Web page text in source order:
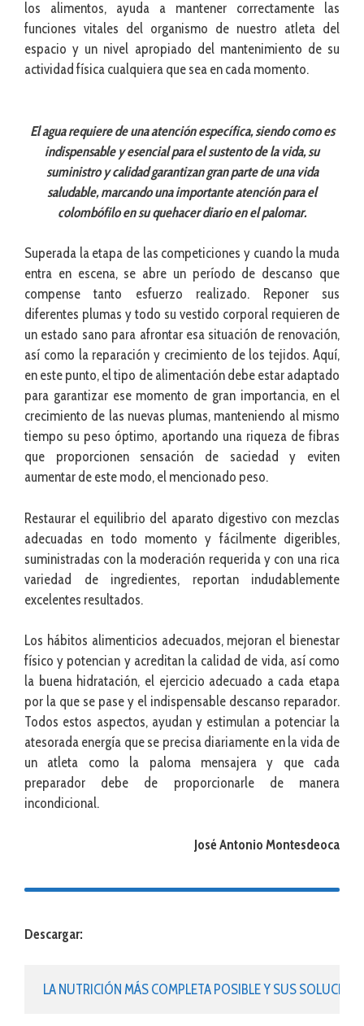
los alimentos, ayuda a mantener correctamente las
funciones vitales del organismo de nuestro atleta del
espacio y un nivel apropiado del mantenimiento de su
actividad física cualquiera que sea en cada momento.
El agua requiere de una atención específica, siendo como es
indispensable y esencial para el sustento de la vida, su
suministro y calidad garantizan gran parte de una vida
saludable, marcando una importante atención para el
colombófilo en su quehacer diario en el palomar.
Superada la etapa de las competiciones y cuando la muda
entra en escena, se abre un período de descanso que
compense tanto esfuerzo realizado. Reponer sus
diferentes plumas y todo su vestido corporal requieren de
un estado sano para afrontar esa situación de renovación,
así como la reparación y crecimiento de los tejidos. Aquí,
en este punto, el tipo de alimentación debe estar adaptado
para garantizar ese momento de gran importancia, en el
crecimiento de las nuevas plumas, manteniendo al mismo
tiempo su peso óptimo, aportando una riqueza de fibras
que proporcionen sensación de saciedad y eviten
aumentar de este modo, el mencionado peso.
Restaurar el equilibrio del aparato digestivo con mezclas
adecuadas en todo momento y fácilmente digeribles,
suministradas con la moderación requerida y con una rica
variedad de ingredientes, reportan indudablemente
excelentes resultados.
Los hábitos alimenticios adecuados, mejoran el bienestar
físico y potencian y acreditan la calidad de vida, así como
la buena hidratación, el ejercicio adecuado a cada etapa
por la que se pase y el indispensable descanso reparador.
Todos estos aspectos, ayudan y estimulan a potenciar la
atesorada energía que se precisa diariamente en la vida de
un atleta como la paloma mensajera y que cada
preparador debe de proporcionarle de manera
incondicional.
José Antonio Montesdeoca
Descargar:
LA NUTRICIÓN MÁS COMPLETA POSIBLE Y SUS